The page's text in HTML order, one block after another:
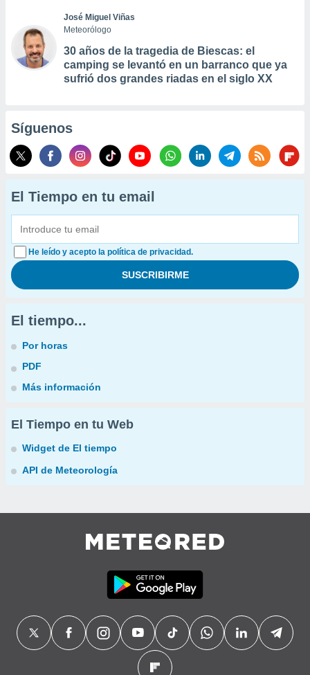
José Miguel Viñas
Meteorólogo
30 años de la tragedia de Biescas: el
camping se levantó en un barranco que ya
sufrió dos grandes riadas en el siglo XX
Síguenos
El Tiempo en tu email
He leído y acepto la política de privacidad.
El tiempo...
Por horas
PDF
Más información
El Tiempo en tu Web
Widget de El tiempo
API de Meteorología